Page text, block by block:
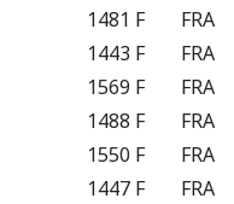
1481 F
FRA
1443 F
FRA
1569 F
FRA
1488 F
FRA
1550 F
FRA
1447 F
FRA